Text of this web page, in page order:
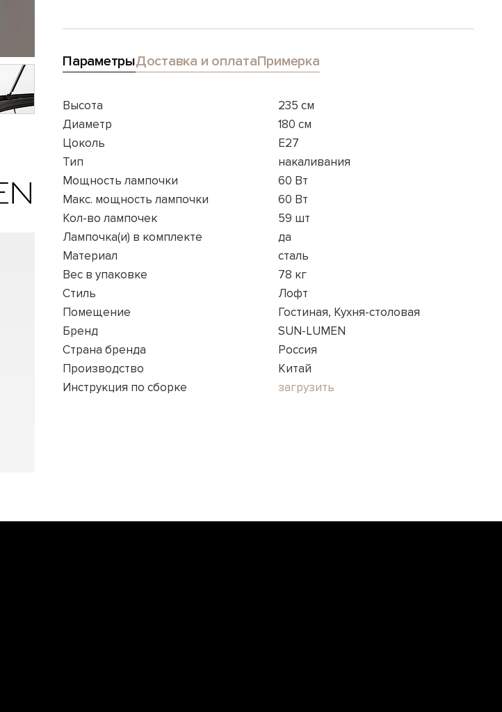
ПараметрыДоставка и оплатаПримерка
Высота
235 см
Диаметр
180 см
Цоколь
E27
Тип
накаливания
Мощность лампочки
60 Вт
Макс. мощность лампочки
60 Вт
Кол-во лампочек
59 шт
Лампочка(и) в комплекте
да
Материал
сталь
Вес в упаковке
78 кг
Стиль
Лофт
Помещение
Гостиная, Кухня-столовая
Бренд
SUN-LUMEN
Страна бренда
Россия
Производство
Китай
Инструкция по сборке
загрузить